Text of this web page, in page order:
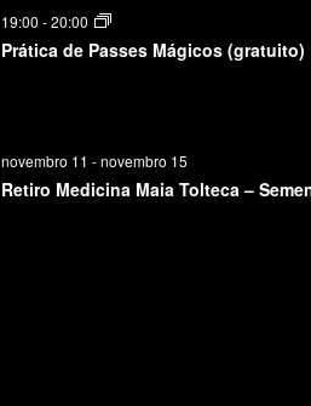
19:00 -20:00
Prática de Passes Mágicos (gratuito)
novembro 11 -novembro 15
Retiro Medicina Maia Tolteca –